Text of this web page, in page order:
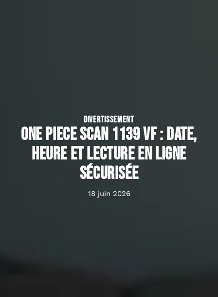
DIVERTISSEMENT
One Piece Scan 1139 vf : date,
heure et lecture en ligne
sécurisée
18 juin 2026